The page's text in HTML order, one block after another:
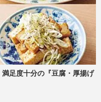
満足度十分の『豆腐・厚揚げ